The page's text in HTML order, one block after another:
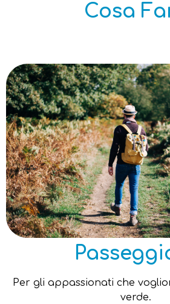
Cosa
Per gli appassionati che
verde.